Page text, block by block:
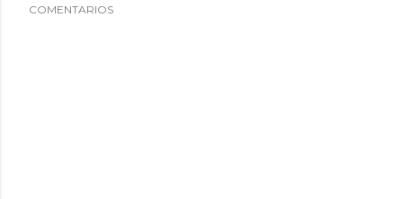
COMENTARIOS